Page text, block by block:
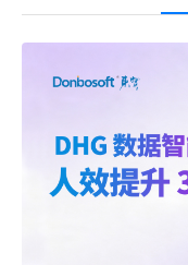
智慧假勤
员工自助APP
学习成长
智能薪酬
物流行业
连锁零售
制造行业
公司动态